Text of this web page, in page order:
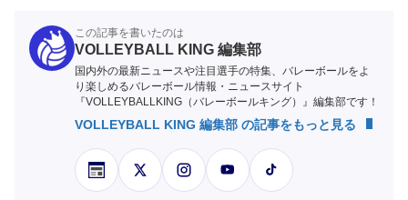
この記事を書いたのは
VOLLEYBALL KING 編集部
国内外の最新ニュースや注目選手の特集、バレーボールをよ
り楽しめるバレーボール情報・ニュースサイト
『VOLLEYBALLKING（バレーボールキング）』編集部です！
VOLLEYBALL KING 編集部 の記事をもっと見る